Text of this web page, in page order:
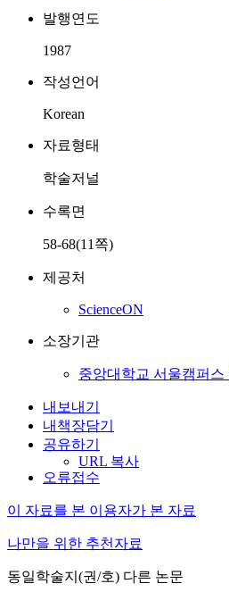
발행연도
1987
작성언어
Korean
자료형태
학술저널
수록면
58-68(11쪽)
제공처
ScienceON
소장기관
중앙대학교 서울캠퍼스
내보내기
내책장담기
공유하기
URL 복사
오류접수
이 자료를 본 이용자가 본 자료
나만을 위한 추천자료
동일학술지(권/호) 다른 논문